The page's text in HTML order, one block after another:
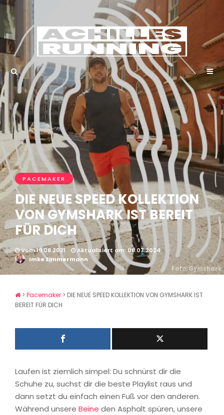
PACEMAKER
DIE NEUE SPEED KOLLEKTION
VON GYMSHARK IST BEREIT
FÜR DICH
Vom 19.08.2021
Aktualisiert am: 08.07.2024
Imke Zimmermann
Foto: Gymshark
> Pacemaker > DIE NEUE SPEED KOLLEKTION VON GYMSHARK IST
BEREIT FÜR DICH
Laufen ist ziemlich simpel: Du schnürst dir die
Schuhe zu, suchst dir die beste Playlist raus und
dann setzt du einfach einen Fuß vor den anderen.
Während unsere Beine den Asphalt spüren, unsere